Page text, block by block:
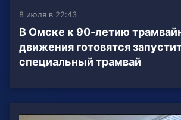
8 июля в 22:43
В Омске к 90-летию
движения готовятся
специальный трамвай